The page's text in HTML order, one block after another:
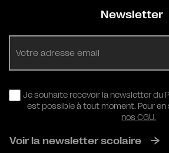
Newsletter
RGPD
Je souhaite recevoir la newsletter du
est possible à tout moment. Pour en
nos CGU.
Voir la newsletter scolaire